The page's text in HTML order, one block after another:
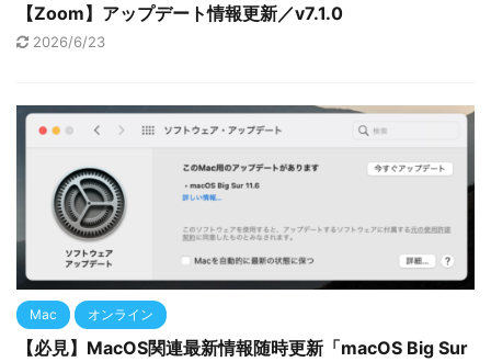
【Zoom】アップデート情報更新／v7.1.0
2026/6/23
Mac オンライン
【必見】MacOS関連最新情報随時更新「macOS Big Sur